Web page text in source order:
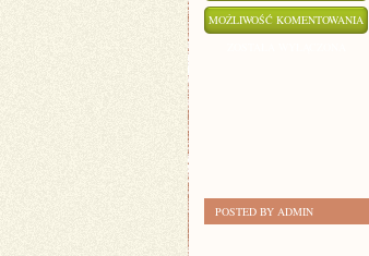
MOŻLIWOŚĆ KOMENTOWANIA
POSTED BY ADMIN